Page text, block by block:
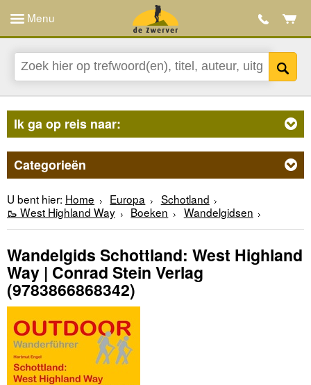
Menu
Ik ga op reis naar:
Categorieën
U bent hier: Home Europa
Schotland
🥾 West Highland Way
Boeken Wandelgidsen
Wandelgids Schottland: West Highland
Way | Conrad Stein Verlag
(9783866868342)